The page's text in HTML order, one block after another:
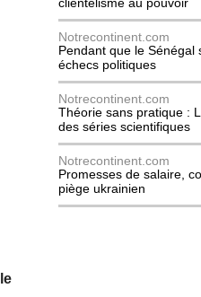
Notrecontinent.com
Pendant que le Sénégal
échecs politiques
Notrecontinent.com
Théorie sans pratique :
des séries scientifiques
Notrecontinent.com
Promesses de salaire,
piège ukrainien